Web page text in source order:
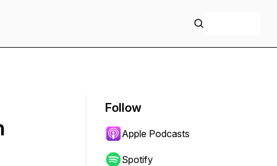
Follow
Apple Podcasts
Spotify